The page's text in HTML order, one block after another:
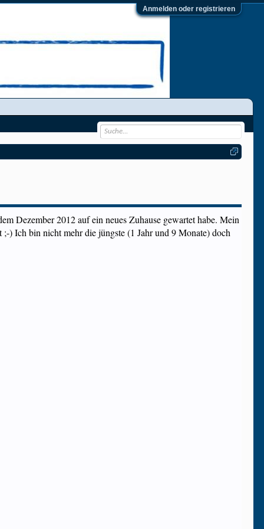
Anmelden oder registrieren
Dezember 2012 auf ein neues Zuhause gewartet habe. Mein
) Ich bin nicht mehr die jüngste (1 Jahr und 9 Monate) doch